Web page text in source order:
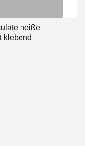
heiße
klebend